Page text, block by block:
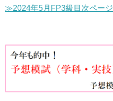
≫2024年5月FP3級目次ページ